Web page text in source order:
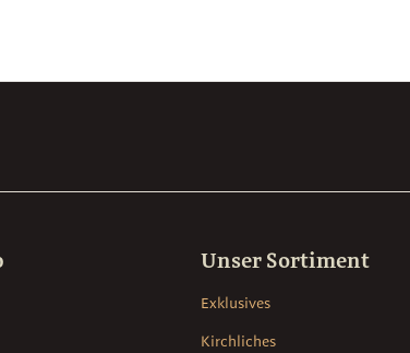
Unser Sortiment
Exklusives
Kirchliches